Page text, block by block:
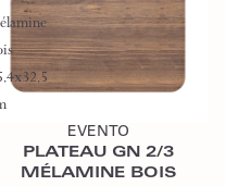
Ajouter au devis
EVENTO
PLATEAU GN 2/3
MÉLAMINE BOIS